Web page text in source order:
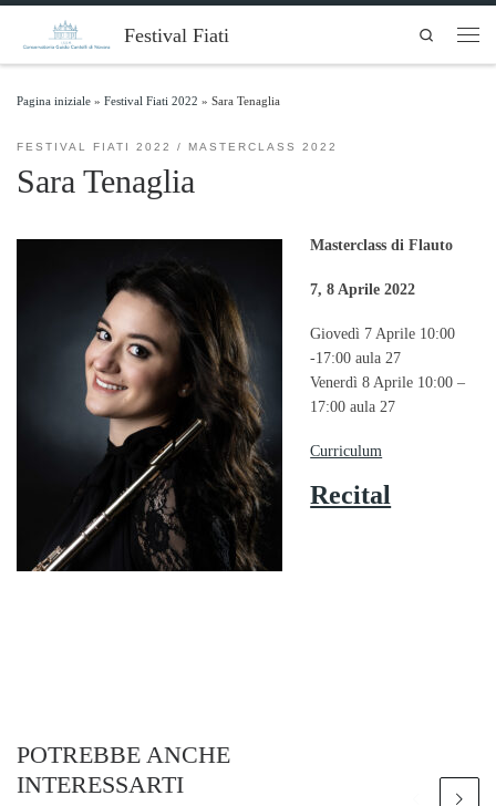
Skip to content Festival Fiati
Search
Pagina iniziale » Festival Fiati 2022 » Sara Tenaglia
FESTIVAL FIATI 2022 MASTERCLASS 2022
Sara Tenaglia
Masterclass di Flauto
7, 8 Aprile 2022
Giovedì 7 Aprile 10:00
-17:00 aula 27
Venerdì 8 Aprile 10:00 –
17:00 aula 27
Curriculum
Recital
POTREBBE ANCHE
INTERESSARTI